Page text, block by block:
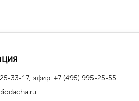
33-17, эфир: +7 (495) 995-25-55